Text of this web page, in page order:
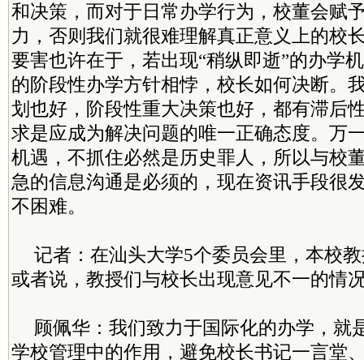
和决策，而对于日常办学行为，校董会赋
力，否则我们就很难理解真正意义上的校
要害也许在于，若出现“稍纵即逝”的办学
的阶段性办学方针相悖，校长如何决断。
划也好，阶段性重大决策也好，都有滞后
求是应成为解决问题的唯一正确态度。万
机遇，不抓住必然是历史罪人，所以与校
急的信息沟通是必须的，现在资讯手段很
不困难。
记者：在汕头大学5个委员会里，本校
或者说，教授们与校长出现意见不一的情
顾佩华：我们致力于国际化的办学，就
学校管理中的作用，避免校长书记一言堂